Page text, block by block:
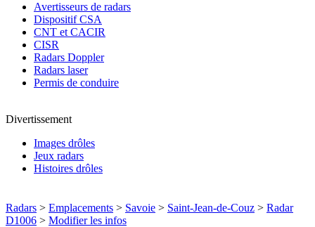
Avertisseurs de radars
Dispositif CSA
CNT et CACIR
CISR
Radars Doppler
Radars laser
Permis de conduire
Divertissement
Images drôles
Jeux radars
Histoires drôles
Radars > Emplacements > Savoie > Saint-Jean-de-Couz > Radar
D1006 > Modifier les infos